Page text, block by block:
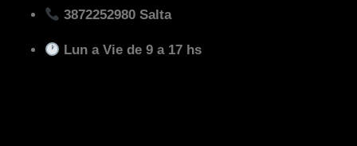
3872252980 Salta
Lun a Vie de 9 a 17 hs